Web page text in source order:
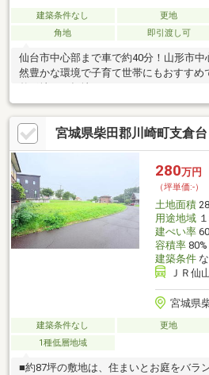
建築条件なし 更地
角地
即引渡し可
仙台市中心部まで車で約40分！山形市中
然豊かな環境で子育て世帯にもおすすめ
整形地、平坦地
宮城県柴田郡川崎町支倉
280万円
（坪単価:-）
土地面積
用途地域１
建ぺい率
容積率80%
建築条件な
ＪＲ仙
宮城県
建築条件なし 更地
1種低層地域
■約87坪の敷地は、住まいとお庭をバラ